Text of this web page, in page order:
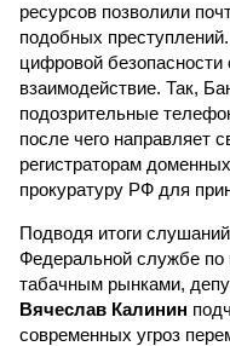
ресурсов позволили
подобных
цифровой
взаимодействие. Так,
подозрительные
после чего направляет
регистраторам
прокуратуру РФ для
Подводя итоги
Федеральной службе по
табачным рынками,
Вячеслав Калинин
современных угроз